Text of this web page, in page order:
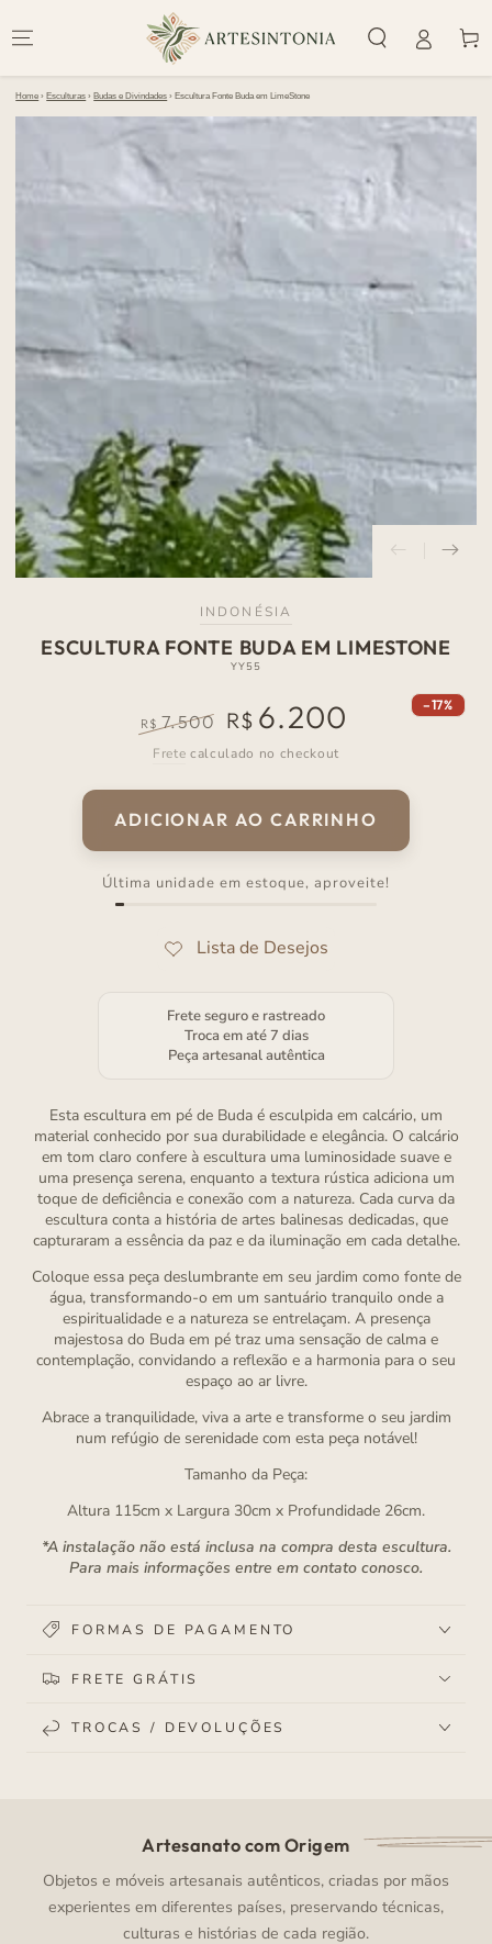
CONTEÚDO
Home › Esculturas › Budas e Divindades › Escultura Fonte Buda em LimeStone
PULAR PARA
INFORMAÇÕES DO
INDONÉSIA
ESCULTURA FONTE BUDA EM LIMESTONE
YY55
Preço
R$ 7.500
Preço
venda
R$ 6.200 –17%
Frete calculado no checkout
ADICIONAR AO CARRINHO
Última unidade em estoque, aproveite!
Frete seguro e rastreado
Troca em até 7 dias
Peça artesanal autêntica
Esta escultura em pé de Buda é esculpida em calcário, um
material conhecido por sua durabilidade e elegância. O calcário
em tom claro confere à escultura uma luminosidade suave e
uma presença serena, enquanto a textura rústica adiciona um
toque de deficiência e conexão com a natureza. Cada curva da
escultura conta a história de artes balinesas dedicadas, que
capturaram a essência da paz e da iluminação em cada detalhe.
Coloque essa peça deslumbrante em seu jardim como fonte de
água, transformando-o em um santuário tranquilo onde a
espiritualidade e a natureza se entrelaçam. A presença
majestosa do Buda em pé traz uma sensação de calma e
contemplação, convidando a reflexão e a harmonia para o seu
espaço ao ar livre.
Abrace a tranquilidade, viva a arte e transforme o seu jardim
num refúgio de serenidade com esta peça notável!
Tamanho da Peça:
Altura 115cm x Largura 30cm x Profundidade 26cm.
*A instalação não está inclusa na compra desta escultura.
Para mais informações entre em contato conosco.
FORMAS DE PAGAMENTO
FRETE GRÁTIS
TROCAS / DEVOLUÇÕES
Artesanato com Origem
Objetos e móveis artesanais autênticos, criadas por mãos
experientes em diferentes países, preservando técnicas,
culturas e histórias de cada região.